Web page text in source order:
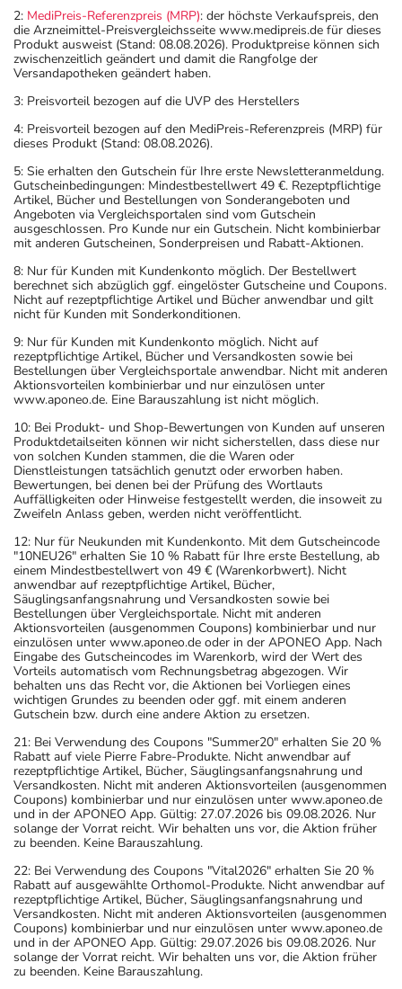
2: MediPreis-Referenzpreis (MRP): der höchste Verkaufspreis, den
die Arzneimittel-Preisvergleichsseite www.medipreis.de für dieses
Produkt ausweist (Stand: 08.08.2026). Produktpreise können sich
zwischenzeitlich geändert und damit die Rangfolge der
Versandapotheken geändert haben.
3: Preisvorteil bezogen auf die UVP des Herstellers
4: Preisvorteil bezogen auf den MediPreis-Referenzpreis (MRP) für
dieses Produkt (Stand: 08.08.2026).
5: Sie erhalten den Gutschein für Ihre erste Newsletteranmeldung.
Gutscheinbedingungen: Mindestbestellwert 49 €. Rezeptpflichtige
Artikel, Bücher und Bestellungen von Sonderangeboten und
Angeboten via Vergleichsportalen sind vom Gutschein
ausgeschlossen. Pro Kunde nur ein Gutschein. Nicht kombinierbar
mit anderen Gutscheinen, Sonderpreisen und Rabatt-Aktionen.
8: Nur für Kunden mit Kundenkonto möglich. Der Bestellwert
berechnet sich abzüglich ggf. eingelöster Gutscheine und Coupons.
Nicht auf rezeptpflichtige Artikel und Bücher anwendbar und gilt
nicht für Kunden mit Sonderkonditionen.
9: Nur für Kunden mit Kundenkonto möglich. Nicht auf
rezeptpflichtige Artikel, Bücher und Versandkosten sowie bei
Bestellungen über Vergleichsportale anwendbar. Nicht mit anderen
Aktionsvorteilen kombinierbar und nur einzulösen unter
www.aponeo.de. Eine Barauszahlung ist nicht möglich.
10: Bei Produkt- und Shop-Bewertungen von Kunden auf unseren
Produktdetailseiten können wir nicht sicherstellen, dass diese nur
von solchen Kunden stammen, die die Waren oder
Dienstleistungen tatsächlich genutzt oder erworben haben.
Bewertungen, bei denen bei der Prüfung des Wortlauts
Auffälligkeiten oder Hinweise festgestellt werden, die insoweit zu
Zweifeln Anlass geben, werden nicht veröffentlicht.
12: Nur für Neukunden mit Kundenkonto. Mit dem Gutscheincode
"10NEU26" erhalten Sie 10 % Rabatt für Ihre erste Bestellung, ab
einem Mindestbestellwert von 49 € (Warenkorbwert). Nicht
anwendbar auf rezeptpflichtige Artikel, Bücher,
Säuglingsanfangsnahrung und Versandkosten sowie bei
Bestellungen über Vergleichsportale. Nicht mit anderen
Aktionsvorteilen (ausgenommen Coupons) kombinierbar und nur
einzulösen unter www.aponeo.de oder in der APONEO App. Nach
Eingabe des Gutscheincodes im Warenkorb, wird der Wert des
Vorteils automatisch vom Rechnungsbetrag abgezogen. Wir
behalten uns das Recht vor, die Aktionen bei Vorliegen eines
wichtigen Grundes zu beenden oder ggf. mit einem anderen
Gutschein bzw. durch eine andere Aktion zu ersetzen.
21: Bei Verwendung des Coupons "Summer20" erhalten Sie 20 %
Rabatt auf viele Pierre Fabre-Produkte. Nicht anwendbar auf
rezeptpflichtige Artikel, Bücher, Säuglingsanfangsnahrung und
Versandkosten. Nicht mit anderen Aktionsvorteilen (ausgenommen
Coupons) kombinierbar und nur einzulösen unter www.aponeo.de
und in der APONEO App. Gültig: 27.07.2026 bis 09.08.2026. Nur
solange der Vorrat reicht. Wir behalten uns vor, die Aktion früher
zu beenden. Keine Barauszahlung.
22: Bei Verwendung des Coupons "Vital2026" erhalten Sie 20 %
Rabatt auf ausgewählte Orthomol-Produkte. Nicht anwendbar auf
rezeptpflichtige Artikel, Bücher, Säuglingsanfangsnahrung und
Versandkosten. Nicht mit anderen Aktionsvorteilen (ausgenommen
Coupons) kombinierbar und nur einzulösen unter www.aponeo.de
und in der APONEO App. Gültig: 29.07.2026 bis 09.08.2026. Nur
solange der Vorrat reicht. Wir behalten uns vor, die Aktion früher
zu beenden. Keine Barauszahlung.